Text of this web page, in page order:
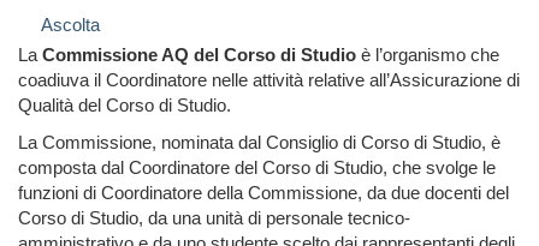
Ascolta
LaCommissione AQ del Corso di Studio è l’organismo che
coadiuva il Coordinatore nelle attività relative all’Assicurazione di
Qualità del Corso di Studio.
La Commissione, nominata dal Consiglio di Corso di Studio, è
composta dal Coordinatore del Corso di Studio, che svolge le
funzioni di Coordinatore della Commissione, da due docenti del
Corso di Studio, da una unità di personale tecnico-